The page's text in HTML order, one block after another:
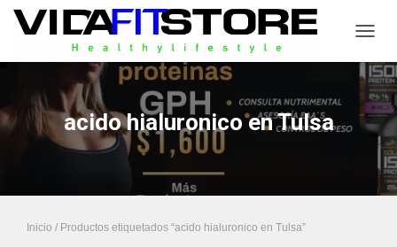
acido hialuronico en Tulsa
Inicio / Productos etiquetados “acido hialuronico en Tulsa”